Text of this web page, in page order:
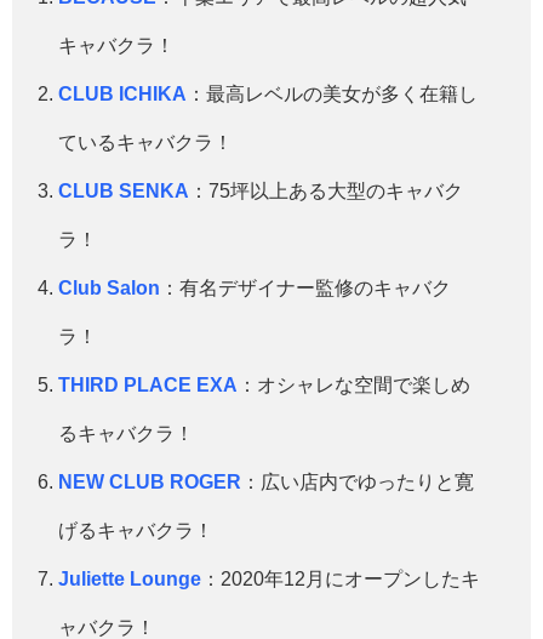
キャバクラ！
CLUB ICHIKA ：最高レベルの美女が多く在籍し
ているキャバクラ！
CLUB SENKA ：75坪以上ある大型のキャバク
ラ！
Club Salon ：有名デザイナー監修のキャバク
ラ！
THIRD PLACE EXA ：オシャレな空間で楽しめ
るキャバクラ！
NEW CLUB ROGER ：広い店内でゆったりと寛
げるキャバクラ！
Juliette Lounge ：2020年12月にオープンしたキ
ャバクラ！